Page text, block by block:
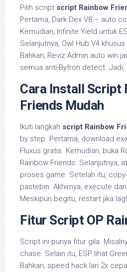
Pilih script script Rainbow
Pertama, Dark Dex V8 – auto
Kemudian, Infinite Yield untuk
Selanjutnya, Owl Hub V4
Bahkan, Reviz Admin auto win
semua anti-Byfron detect.
Cara Install Script
Friends Mudah
Ikuti langkah script Rainbow
by step. Pertama, download
Fluxus gratis. Kemudian, buka
Rainbow Friends. Selanjutnya,
proses game. Setelah itu,
pastebin. Akhirnya, execute
Meskipun begitu, restart jika lag!
Fitur Script OP
Script ini punya fitur gila.
chase. Selain itu, ESP lihat
Bahkan, speed hack lari 2x